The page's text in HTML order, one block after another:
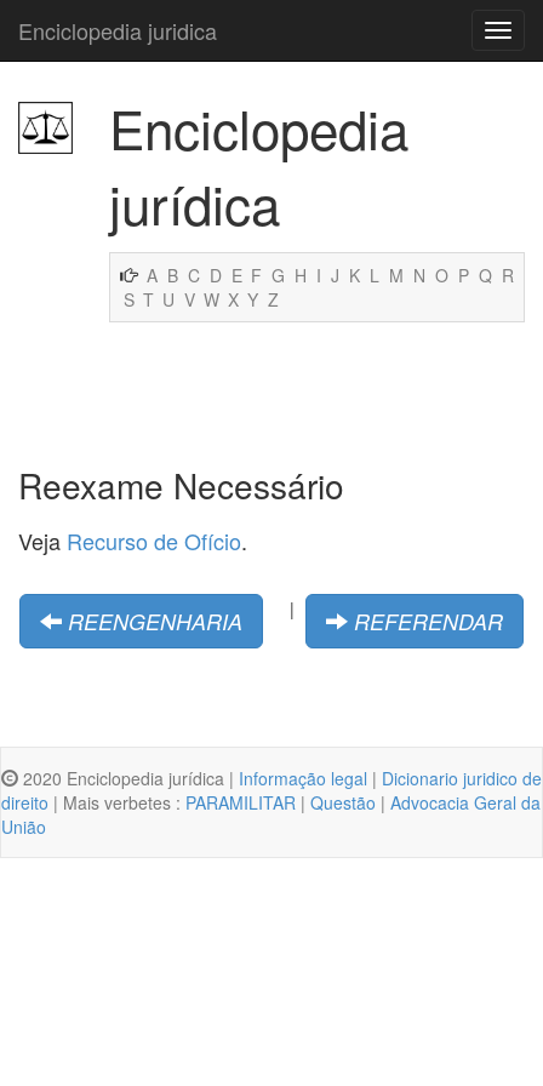
Enciclopedia juridica
Enciclopedia
jurídica
A B C D E F G H I J K L M N O P Q R
S T U V W X Y Z
Reexame Necessário
Veja Recurso de Ofício.
REENGENHARIA | REFERENDAR
2020 Enciclopedia jurídica | Informação legal | Dicionario juridico de
direito | Mais verbetes : PARAMILITAR | Questão | Advocacia Geral da
União